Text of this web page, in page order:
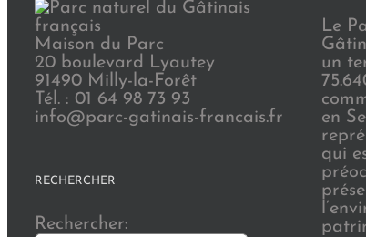
Maison du Parc
20 boulevard Lyautey
91490 Milly-la-Forêt
Tél. : 01 64 98 73 93
info@parc-gatinais-francais.fr
RECHERCHER
Rechercher:
Le
un
en
qui